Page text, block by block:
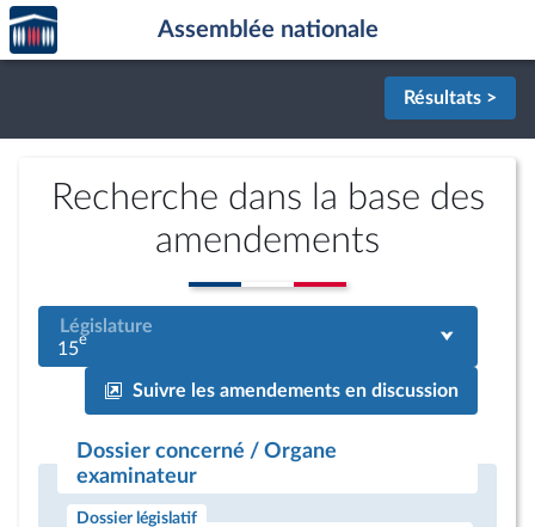
Aller au contenu
Aller en bas de la page
Accèder
à la
page
Assemblée nationale
Résultats >
Recherche dans la base des
amendements
Législature
15e
Suivre les amendements en discussion
Dossier concerné / Organe
examinateur
Dossier législatif